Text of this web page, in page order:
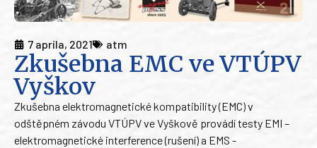
7 apríla, 2021 atm
Zkušebna EMC ve VTÚPV
Vyškov
Zkušebna elektromagnetické kompatibility (EMC) v
odštěpném závodu VTÚPV ve Vyškově provádí testy EMI –
elektromagnetické interference (rušení) a EMS -